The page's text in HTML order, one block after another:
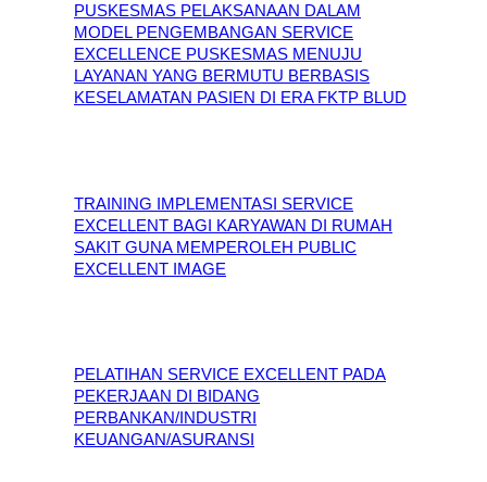
PUSKESMAS PELAKSANAAN DALAM
MODEL PENGEMBANGAN SERVICE
EXCELLENCE PUSKESMAS MENUJU
LAYANAN YANG BERMUTU BERBASIS
KESELAMATAN PASIEN DI ERA FKTP BLUD
TRAINING IMPLEMENTASI SERVICE
EXCELLENT BAGI KARYAWAN DI RUMAH
SAKIT GUNA MEMPEROLEH PUBLIC
EXCELLENT IMAGE
PELATIHAN SERVICE EXCELLENT PADA
PEKERJAAN DI BIDANG
PERBANKAN/INDUSTRI
KEUANGAN/ASURANSI